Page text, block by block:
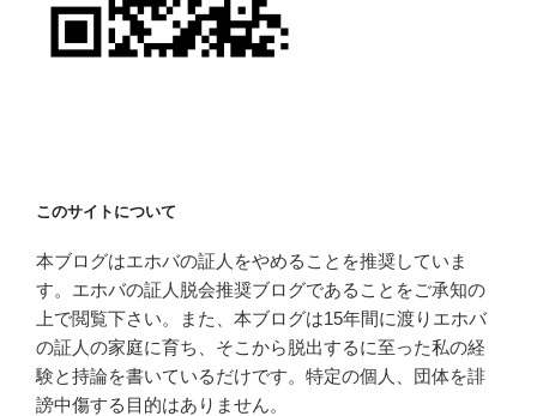
このサイトについて
本ブログはエホバの証人をやめることを推奨していま
す。エホバの証人脱会推奨ブログであることをご承知の
上で閲覧下さい。また、本ブログは15年間に渡りエホバ
の証人の家庭に育ち、そこから脱出するに至った私の経
験と持論を書いているだけです。特定の個人、団体を誹
謗中傷する目的はありません。